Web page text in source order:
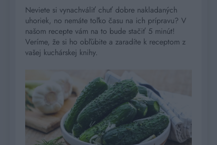
Neviete si vynachváliť chuť dobre nakladaných
uhoriek, no nemáte toľko času na ich prípravu? V
našom recepte vám na to bude stačiť 5 minút!
Veríme, že si ho obľúbite a zaradíte k receptom z
vašej kuchárskej knihy.